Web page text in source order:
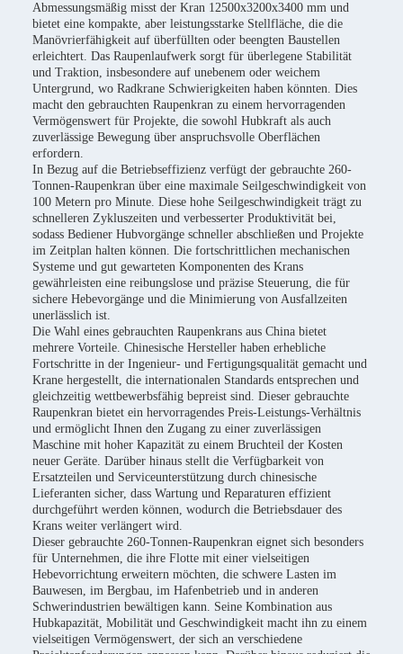
Abmessungsmäßig misst der Kran 12500x3200x3400 mm und
bietet eine kompakte, aber leistungsstarke Stellfläche, die die
Manövrierfähigkeit auf überfüllten oder beengten Baustellen
erleichtert. Das Raupenlaufwerk sorgt für überlegene Stabilität
und Traktion, insbesondere auf unebenem oder weichem
Untergrund, wo Radkrane Schwierigkeiten haben könnten. Dies
macht den gebrauchten Raupenkran zu einem hervorragenden
Vermögenswert für Projekte, die sowohl Hubkraft als auch
zuverlässige Bewegung über anspruchsvolle Oberflächen
erfordern.
In Bezug auf die Betriebseffizienz verfügt der gebrauchte 260-
Tonnen-Raupenkran über eine maximale Seilgeschwindigkeit von
100 Metern pro Minute. Diese hohe Seilgeschwindigkeit trägt zu
schnelleren Zykluszeiten und verbesserter Produktivität bei,
sodass Bediener Hubvorgänge schneller abschließen und Projekte
im Zeitplan halten können. Die fortschrittlichen mechanischen
Systeme und gut gewarteten Komponenten des Krans
gewährleisten eine reibungslose und präzise Steuerung, die für
sichere Hebevorgänge und die Minimierung von Ausfallzeiten
unerlässlich ist.
Die Wahl eines gebrauchten Raupenkrans aus China bietet
mehrere Vorteile. Chinesische Hersteller haben erhebliche
Fortschritte in der Ingenieur- und Fertigungsqualität gemacht und
Krane hergestellt, die internationalen Standards entsprechen und
gleichzeitig wettbewerbsfähig bepreist sind. Dieser gebrauchte
Raupenkran bietet ein hervorragendes Preis-Leistungs-Verhältnis
und ermöglicht Ihnen den Zugang zu einer zuverlässigen
Maschine mit hoher Kapazität zu einem Bruchteil der Kosten
neuer Geräte. Darüber hinaus stellt die Verfügbarkeit von
Ersatzteilen und Serviceunterstützung durch chinesische
Lieferanten sicher, dass Wartung und Reparaturen effizient
durchgeführt werden können, wodurch die Betriebsdauer des
Krans weiter verlängert wird.
Dieser gebrauchte 260-Tonnen-Raupenkran eignet sich besonders
für Unternehmen, die ihre Flotte mit einer vielseitigen
Hebevorrichtung erweitern möchten, die schwere Lasten im
Bauwesen, im Bergbau, im Hafenbetrieb und in anderen
Schwerindustrien bewältigen kann. Seine Kombination aus
Hubkapazität, Mobilität und Geschwindigkeit macht ihn zu einem
vielseitigen Vermögenswert, der sich an verschiedene